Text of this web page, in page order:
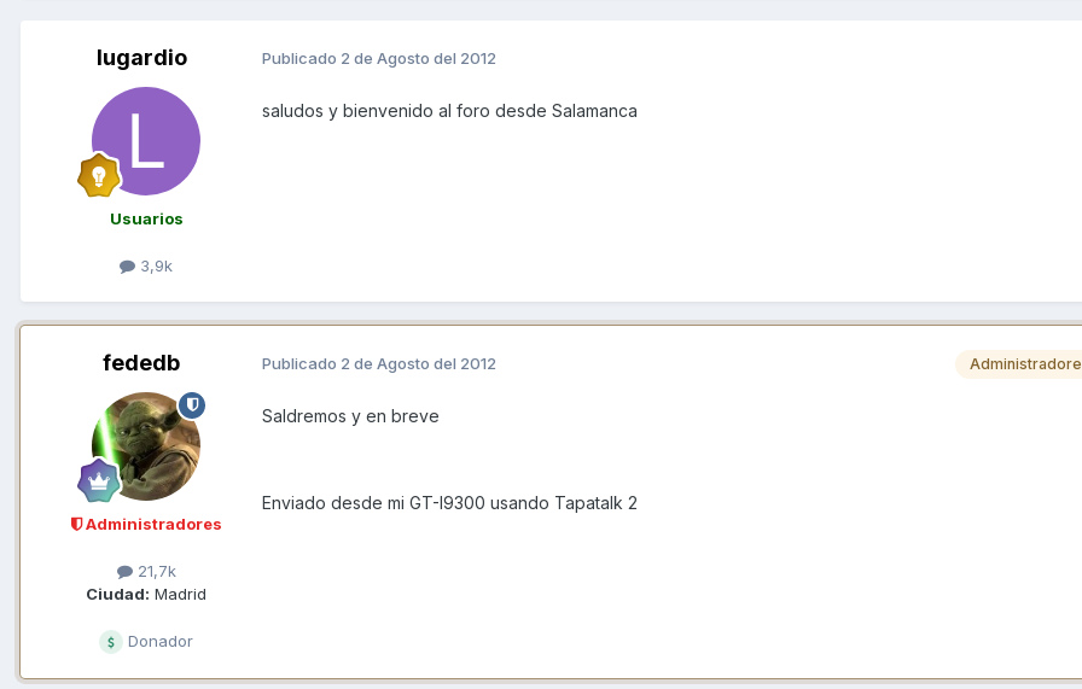
lugardio
Usuarios
3,9k
Publicado 2 de Agosto del 2012
saludos y bienvenido al foro desde Salamanca
fededb
Administradores
21,7k
Ciudad: Madrid
Donador
Publicado 2 de Agosto del 2012
Saldremos y en breve
Enviado desde mi GT-I9300 usando Tapatalk 2